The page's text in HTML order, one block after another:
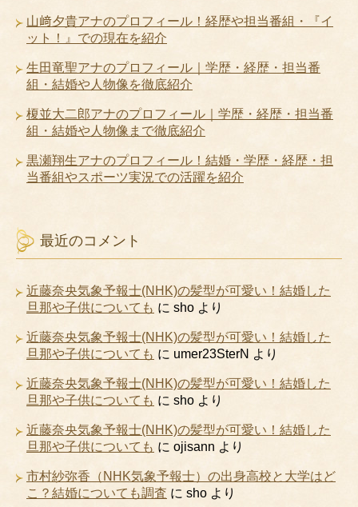
山﨑夕貴アナのプロフィール！経歴や担当番組・『イ
ット！』での現在を紹介
生田竜聖アナのプロフィール｜学歴・経歴・担当番
組・結婚や人物像を徹底紹介
榎並大二郎アナのプロフィール｜学歴・経歴・担当番
組・結婚や人物像まで徹底紹介
黒瀬翔生アナのプロフィール！結婚・学歴・経歴・担
当番組やスポーツ実況での活躍を紹介
最近のコメント
近藤奈央気象予報士(NHK)の髪型が可愛い！結婚した
旦那や子供についても に sho より
近藤奈央気象予報士(NHK)の髪型が可愛い！結婚した
旦那や子供についても に umer23SterN より
近藤奈央気象予報士(NHK)の髪型が可愛い！結婚した
旦那や子供についても に sho より
近藤奈央気象予報士(NHK)の髪型が可愛い！結婚した
旦那や子供についても に ojisann より
市村紗弥香（NHK気象予報士）の出身高校と大学はど
こ？結婚についても調査 に sho より